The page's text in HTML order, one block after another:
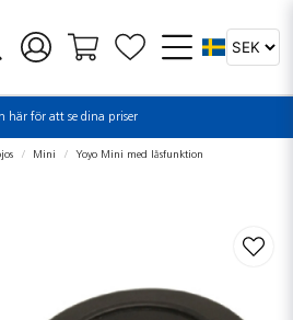
här för att se dina priser
Mini Yoyo Mini med låsfunktion